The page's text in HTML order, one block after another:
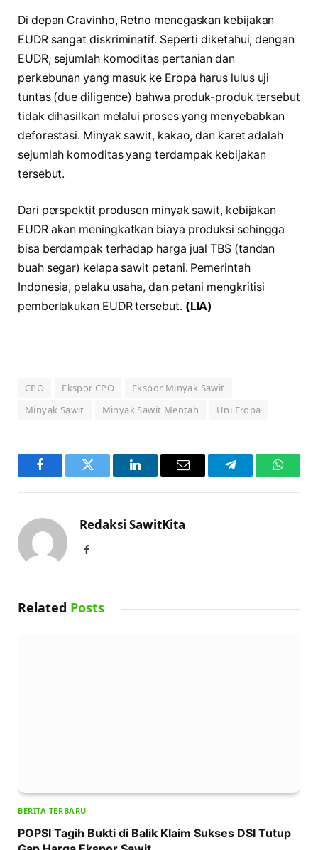
Di depan Cravinho, Retno menegaskan kebijakan
EUDR sangat diskriminatif. Seperti diketahui, dengan
EUDR, sejumlah komoditas pertanian dan
perkebunan yang masuk ke Eropa harus lulus uji
tuntas (due diligence) bahwa produk-produk tersebut
tidak dihasilkan melalui proses yang menyebabkan
deforestasi. Minyak sawit, kakao, dan karet adalah
sejumlah komoditas yang terdampak kebijakan
tersebut.
Dari perspektit produsen minyak sawit, kebijakan
EUDR akan meningkatkan biaya produksi sehingga
bisa berdampak terhadap harga jual TBS (tandan
buah segar) kelapa sawit petani. Pemerintah
Indonesia, pelaku usaha, dan petani mengkritisi
pemberlakukan EUDR tersebut. (LIA)
CPO Ekspor CPO
Ekspor Minyak Sawit
Minyak Sawit
Minyak Sawit Mentah Uni Eropa
FacebookTwitter LinkedInEmail Telegram
Redaksi SawitKita
Facebook
Related Posts
BERITA TERBARU
POPSI Tagih Bukti di Balik Klaim Sukses DSI Tutup